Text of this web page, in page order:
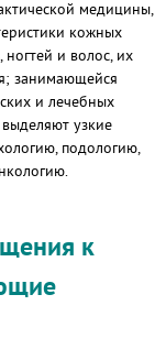
медицины,
кожных
и волос, их
занимающейся
и лечебных
узкие
подологию,
к